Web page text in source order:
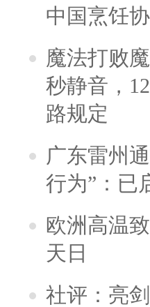
中国烹饪
魔法打败
秒静音，
路规定
广东雷州
行为”：已
欧洲高温
天日
社评：亮